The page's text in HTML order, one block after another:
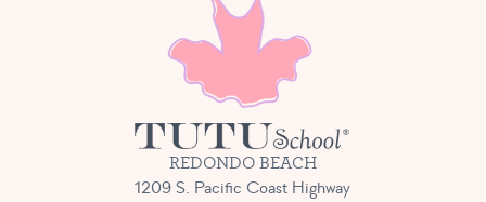
REDONDO BEACH
1209 S. Pacific Coast Highway